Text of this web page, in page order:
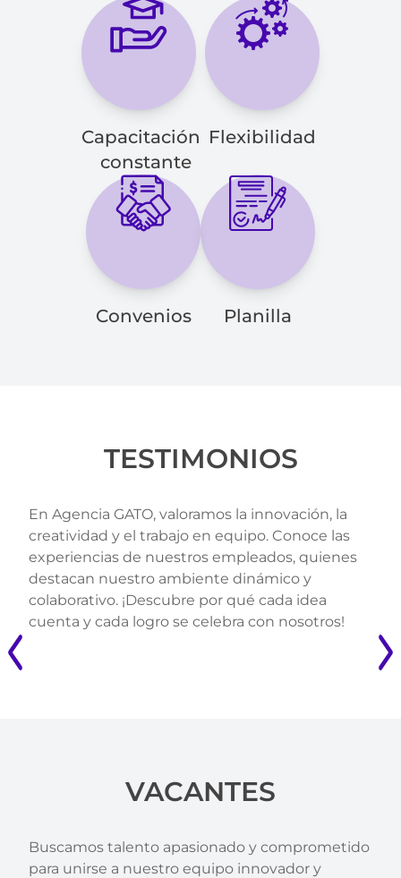
Capacitación
constante
Flexibilidad
Convenios Planilla
TESTIMONIOS
En Agencia GATO, valoramos la innovación, la
creatividad y el trabajo en equipo. Conoce las
experiencias de nuestros empleados, quienes
destacan nuestro ambiente dinámico y
colaborativo. ¡Descubre por qué cada idea
cuenta y cada logro se celebra con nosotros!
VACANTES
Buscamos talento apasionado y comprometido
para unirse a nuestro equipo innovador y